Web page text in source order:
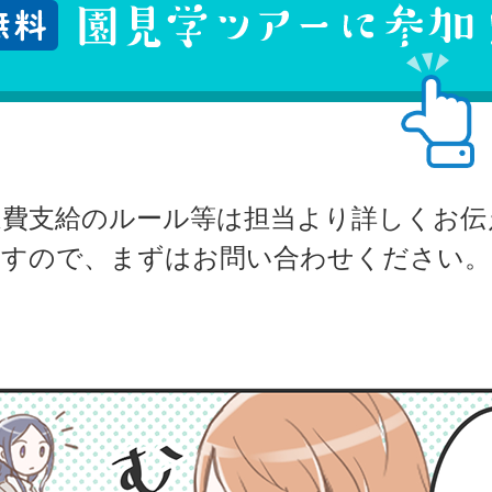
支給のルール等は担当より詳しくお
すので、まずはお問い合わせください。